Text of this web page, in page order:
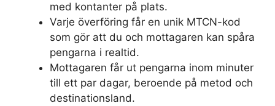
med kontanter på plats.
Varje överföring får en unik MTCN-kod
som gör att du och mottagaren kan spåra
pengarna i realtid.
Mottagaren får ut pengarna inom minuter
till ett par dagar, beroende på metod och
destinationsland.